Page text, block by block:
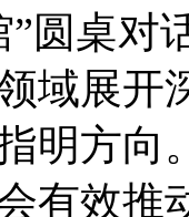
”圆桌对
域展开
明方向
有效推